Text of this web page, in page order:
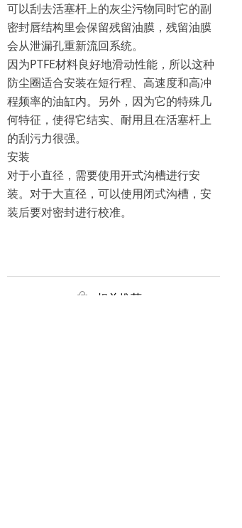
可以刮去活塞杆上的灰尘污物同时它的副
密封唇结构里会保留残留油膜，残留油膜
会从泄漏孔重新流回系统。
因为PTFE材料良好地滑动性能，所以这种
防尘圈适合安装在短行程、高速度和高冲
程频率的油缸内。另外，因为它的特殊几
何特征，使得它结实、耐用且在活塞杆上
的刮污力很强。
安装
对于小直径，需要使用开式沟槽进行安
装。对于大直径，可以使用闭式沟槽，安
装后要对密封进行校准。
ꂆ 相关推荐